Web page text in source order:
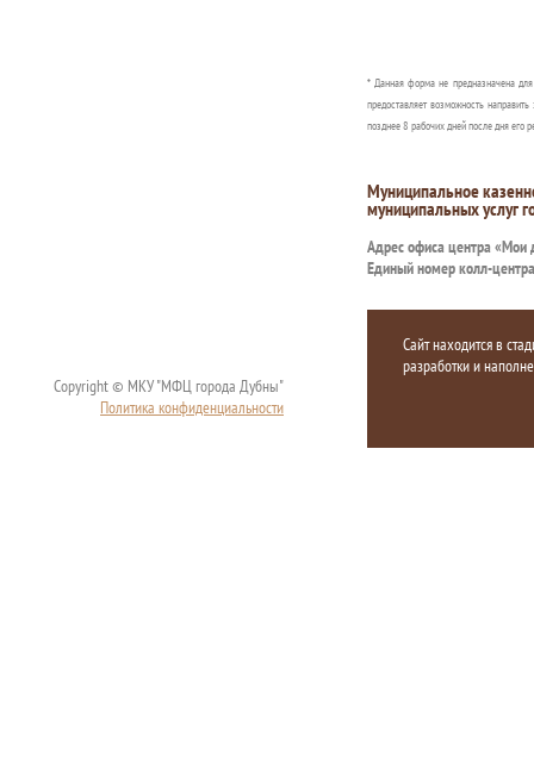
* Данная форма не предназначена
предоставляет возможность
позднее 8 рабочих дней после дня его
Муниципальное
муниципальных услуг
Адрес офиса центра «Мои
Единый номер колл-
Copyright © МКУ "МФЦ города Дубны"
Политика конфиденциальности
Сайт находится в
разработки и